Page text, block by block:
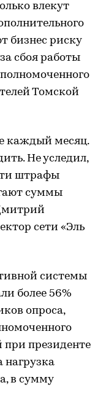
влекут
бизнес риску
сбоя работы
Томской
каждый месяц.
Не уследил,
штрафы
суммы
сети «Эль
системы
более 56%
опроса,
президенте
в сумму